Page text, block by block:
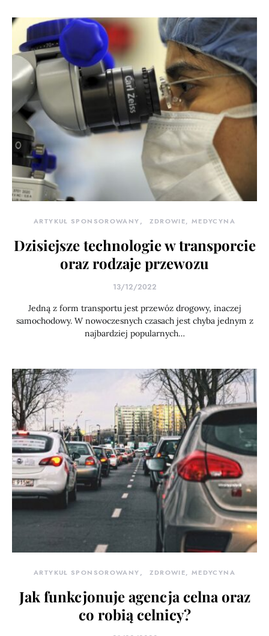
ARTYKUŁ SPONSOROWANY ZDROWIE, MEDYCYNA
Dzisiejsze technologie w transporcie
oraz rodzaje przewozu
13/12/2022
Jedną z form transportu jest przewóz drogowy, inaczej
samochodowy. W nowoczesnych czasach jest chyba jednym z
najbardziej popularnych…
ARTYKUŁ SPONSOROWANY ZDROWIE, MEDYCYNA
Jak funkcjonuje agencja celna oraz
co robią celnicy?